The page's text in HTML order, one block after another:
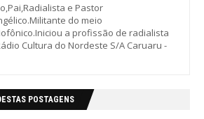
e Pastor
do meio
a profissão de radialista
Cultura do Nordeste S/A Caruaru -
POSTAGENS